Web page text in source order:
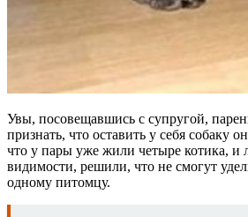
Увы, посовещавшись с супругой,
признать, что оставить у себя собаку
что у пары уже жили четыре котика, и
видимости, решили, что не смогут
одному питомцу.